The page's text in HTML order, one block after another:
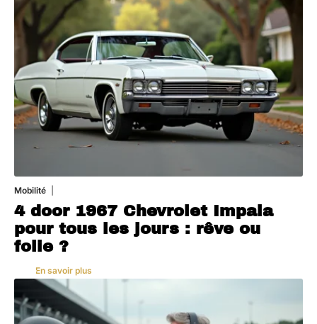
Mobilité
4 door 1967 Chevrolet Impala
pour tous les jours : rêve ou
folie ?
En savoir plus